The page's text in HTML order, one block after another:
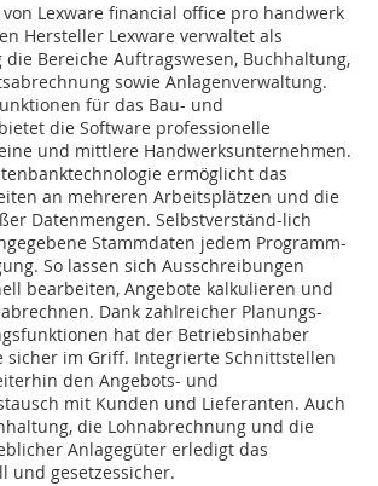
Lexware financial office pro handwerk
Hersteller Lexware verwaltet als
die Bereiche Auftragswesen, Buchhaltung,
sowie Anlagenverwaltung.
für das Bau- und
die Software professionelle
und mittlere Handwerksunternehmen.
ermöglicht das
an mehreren Arbeitsplätzen und die
Datenmengen. Selbstverständ-lich
Stammdaten jedem Programm-
So lassen sich Ausschreibungen
bearbeiten, Angebote kalkulieren und
Dank zahlreicher Planungs-
hat der Betriebsinhaber
sicher im Griff. Integrierte Schnittstellen
den Angebots- und
mit Kunden und Lieferanten. Auch
die Lohnabrechnung und die
Anlagegüter erledigt das
und gesetzessicher.